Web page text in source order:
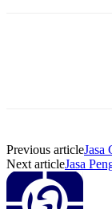
Previous articleJasa
Next articleJasa